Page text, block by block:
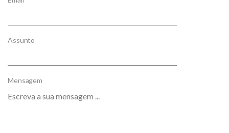
Assunto
Mensagem